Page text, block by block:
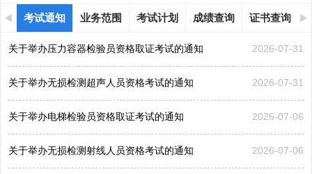
考试通知 业务范围 考试计划 成绩查询 证书查询
关于举办压力容器检验员资格取证考试的通知 2026-07-31
关于举办无损检测超声人员资格考试的通知 2026-07-31
关于举办电梯检验员资格取证考试的通知 2026-07-06
关于举办无损检测射线人员资格考试的通知 2026-07-06